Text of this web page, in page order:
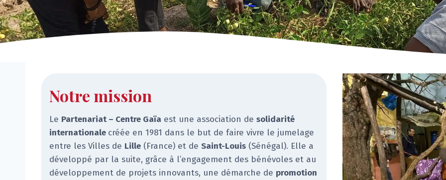
Notre mission
Le Partenariat – Centre Gaïa est une association de solidarité
internationale créée en 1981 dans le but de faire vivre le jumelage
entre les Villes de Lille (France) et de Saint-Louis (Sénégal). Elle a
développé par la suite, grâce à l’engagement des bénévoles et au
développement de projets innovants, une démarche de promotion